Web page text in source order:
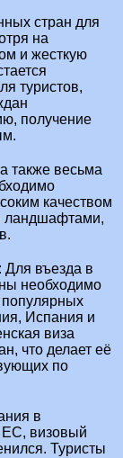
стран для
на
и жесткую
туристов,
получение
также весьма
качеством
ландшафтами,
Для въезда в
необходимо
популярных
Испания и
виза
что делает её
по
в
ЕС, визовый
Туристы